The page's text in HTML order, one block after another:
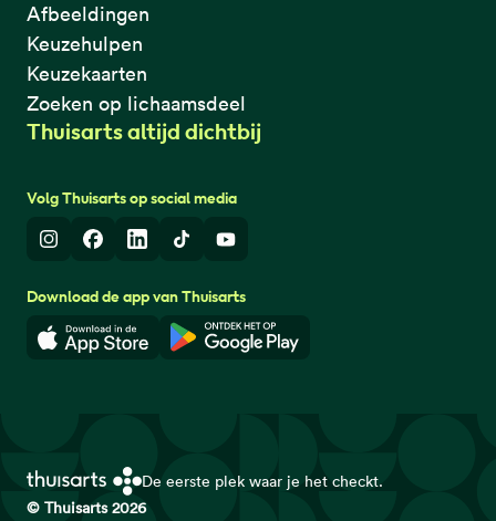
Afbeeldingen
Keuzehulpen
Keuzekaarten
Zoeken op lichaamsdeel
Thuisarts altijd dichtbij
Volg Thuisarts op social media
InstagramFacebook
LinkedInTikTokYoutube
Download de app van Thuisarts
Download in de App StoreDownload in de Google Play
De eerste plek waar je het checkt.
© Thuisarts 2026